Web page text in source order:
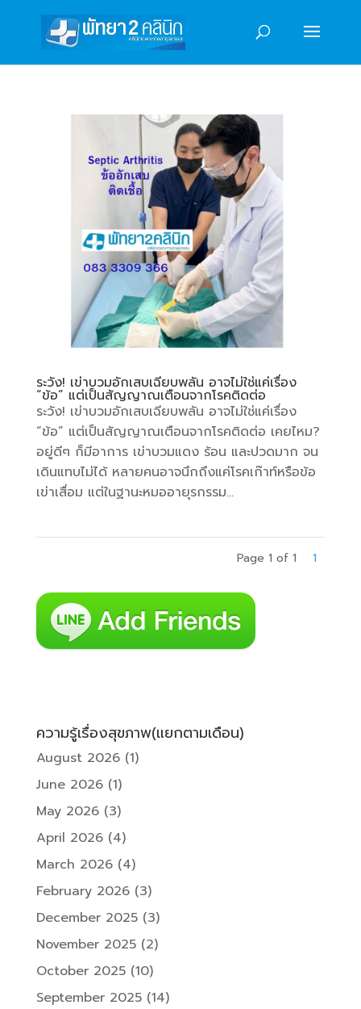
ระวัง! เข่าบวมอักเสบเฉียบพลัน อาจไม่ใช่แค่เรื่อง
“ข้อ” แต่เป็นสัญญาณเตือนจากโรคติดต่อ
ระวัง! เข่าบวมอักเสบเฉียบพลัน อาจไม่ใช่แค่เรื่อง
“ข้อ” แต่เป็นสัญญาณเตือนจากโรคติดต่อ เคยไหม?
อยู่ดีๆ ก็มีอาการ เข่าบวมแดง ร้อน และปวดมาก จน
เดินแทบไม่ได้ หลายคนอาจนึกถึงแค่โรคเก๊าท์หรือข้อ
เข่าเสื่อม แต่ในฐานะหมออายุรกรรม...
Page 1 of 1 1
ความรู้เรื่องสุขภาพ(แยกตามเดือน)
August 2026(1)
June 2026(1)
May 2026(3)
April 2026(4)
March 2026(4)
February 2026(3)
December 2025(3)
November 2025(2)
October 2025(10)
September 2025(14)